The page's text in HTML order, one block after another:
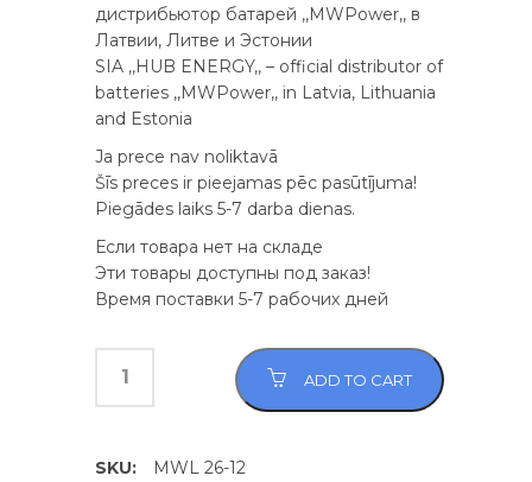
дистрибьютор батарей ,,MWPower,, в
Латвии, Литве и Эстонии
SIA ,,HUB ENERGY,, – official distributor of
batteries ,,MWPower,, in Latvia, Lithuania
and Estonia
Ja prece nav noliktavā
Šīs preces ir pieejamas pēc pasūtījuma!
Piegādes laiks 5-7 darba dienas.
Если товара нет на складе
Эти товары доступны под заказ!
Время поставки 5-7 рабочих дней
ADD TO CART
SKU:
MWL 26-12